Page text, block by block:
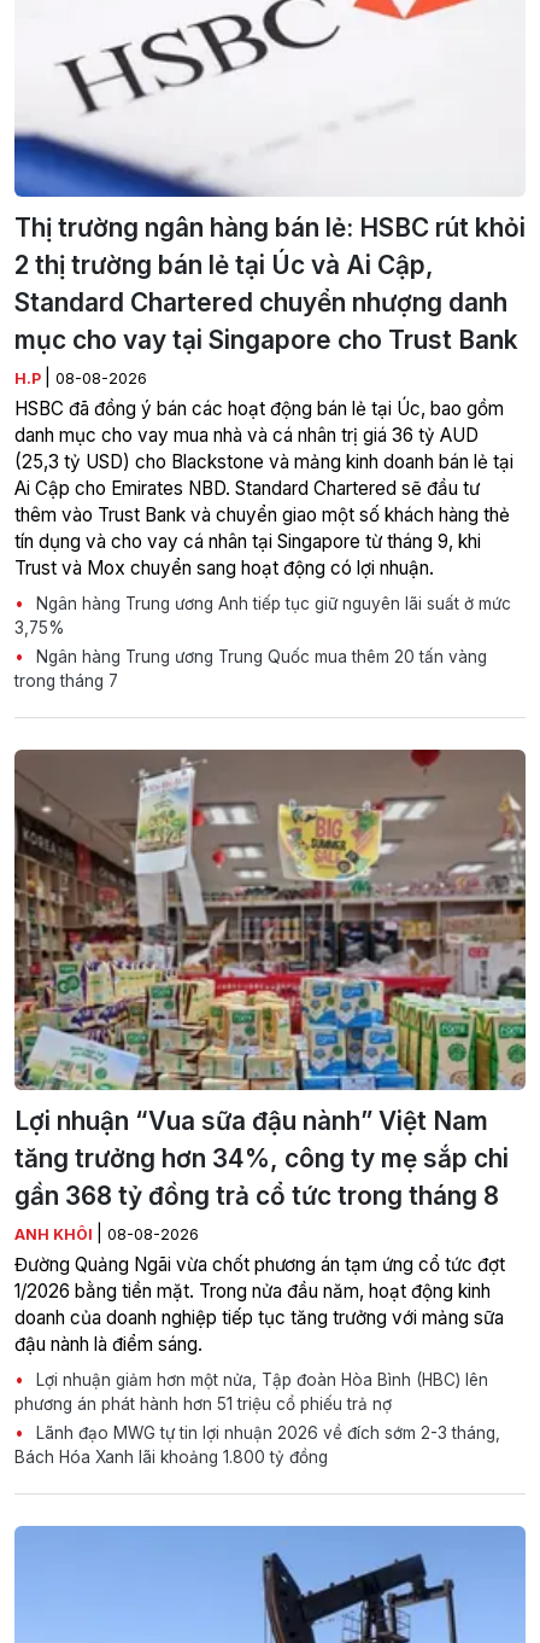
Thị trường ngân hàng bán lẻ: HSBC rút khỏi
2 thị trường bán lẻ tại Úc và Ai Cập,
Standard Chartered chuyển nhượng danh
mục cho vay tại Singapore cho Trust Bank
H.P 08-08-2026
HSBC đã đồng ý bán các hoạt động bán lẻ tại Úc, bao gồm
danh mục cho vay mua nhà và cá nhân trị giá 36 tỷ AUD
(25,3 tỷ USD) cho Blackstone và mảng kinh doanh bán lẻ tại
Ai Cập cho Emirates NBD. Standard Chartered sẽ đầu tư
thêm vào Trust Bank và chuyển giao một số khách hàng thẻ
tín dụng và cho vay cá nhân tại Singapore từ tháng 9, khi
Trust và Mox chuyển sang hoạt động có lợi nhuận.
Ngân hàng Trung ương Anh tiếp tục giữ nguyên lãi suất ở mức
3,75%
Ngân hàng Trung ương Trung Quốc mua thêm 20 tấn vàng
trong tháng 7
Lợi nhuận “Vua sữa đậu nành” Việt Nam
tăng trưởng hơn 34%, công ty mẹ sắp chi
gần 368 tỷ đồng trả cổ tức trong tháng 8
ANH KHÔI 08-08-2026
Đường Quảng Ngãi vừa chốt phương án tạm ứng cổ tức đợt
1/2026 bằng tiền mặt. Trong nửa đầu năm, hoạt động kinh
doanh của doanh nghiệp tiếp tục tăng trưởng với mảng sữa
đậu nành là điểm sáng.
Lợi nhuận giảm hơn một nửa, Tập đoàn Hòa Bình (HBC) lên
phương án phát hành hơn 51 triệu cổ phiếu trả nợ
Lãnh đạo MWG tự tin lợi nhuận 2026 về đích sớm 2-3 tháng,
Bách Hóa Xanh lãi khoảng 1.800 tỷ đồng